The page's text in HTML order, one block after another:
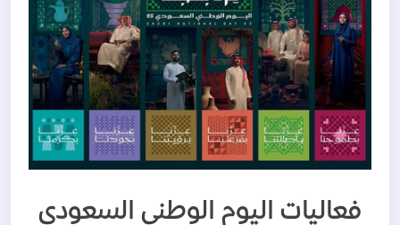
فعاليات اليوم الوطني السعودي